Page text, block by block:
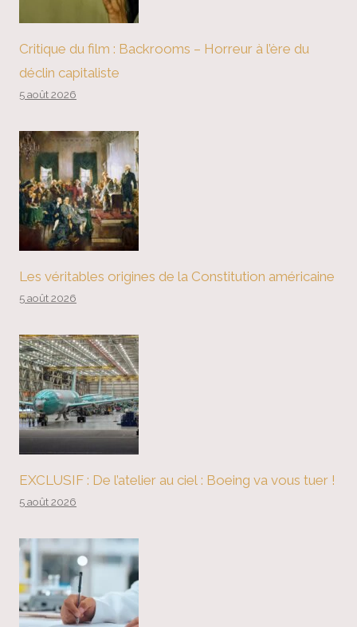
Critique du film : Backrooms – Horreur à l’ère du
déclin capitaliste
5 août 2026
Les véritables origines de la Constitution américaine
5 août 2026
EXCLUSIF : De l’atelier au ciel : Boeing va vous tuer !
5 août 2026